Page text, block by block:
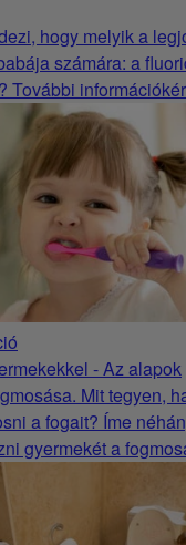
hogy melyik a
számára: a
További
- Az alapok
Mit tegyen,
a fogait? Íme
gyermekét a